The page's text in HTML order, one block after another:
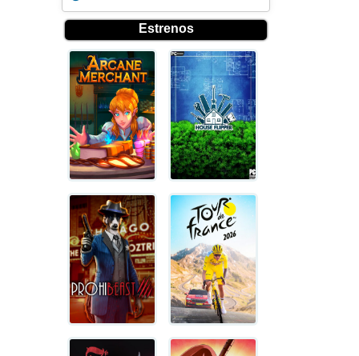
Estrenos